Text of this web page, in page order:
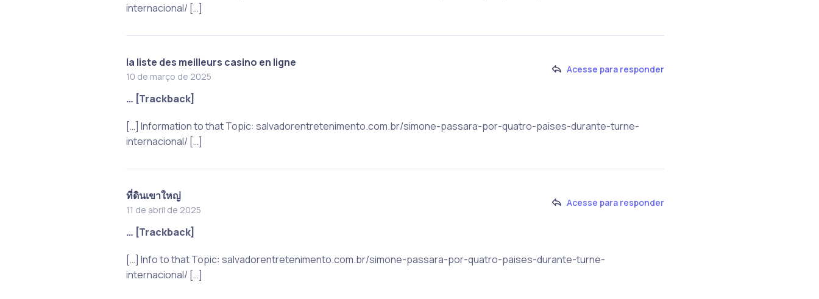
internacional/ […]
la liste des meilleurs casino en ligne
10 de março de 2025
Acesse para responder
… [Trackback]
[…] Information to that Topic: salvadorentretenimento.com.br/simone-passara-por-quatro-paises-durante-turne-
internacional/ […]
ที่ดินเขาใหญ่
11 de abril de 2025
Acesse para responder
… [Trackback]
[…] Info to that Topic: salvadorentretenimento.com.br/simone-passara-por-quatro-paises-durante-turne-
internacional/ […]